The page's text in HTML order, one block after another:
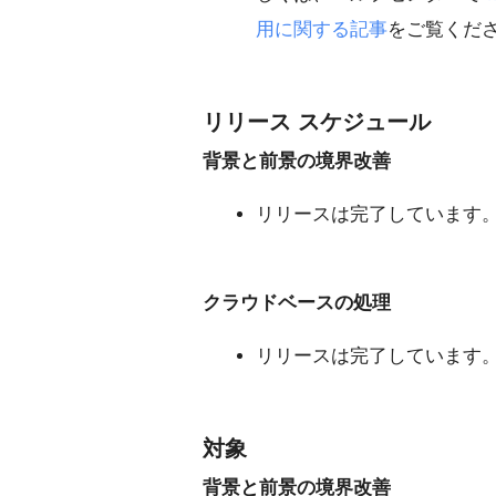
用に関する記事をご覧くだ
リリース スケジュール
背景と前景の境界改善
リリースは完了しています。
クラウドベースの処理
リリースは完了しています。
対象
背景と前景の境界改善